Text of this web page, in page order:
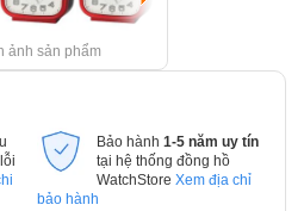
ảnh sản phẩm
Bảo hành 1-5 năm uy tín
tại hệ thống đồng hồ
WatchStore Xem địa chỉ
bảo hành